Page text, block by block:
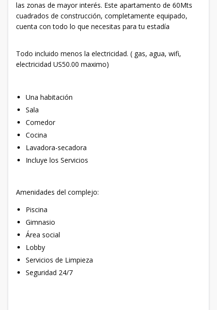
las zonas de mayor interés. Este apartamento de 60Mts
cuadrados de construcción, completamente equipado,
cuenta con todo lo que necesitas para tu estadía
Todo incluido menos la electricidad. ( gas, agua, wifi,
electricidad US50.00 maximo)
Una habitación
Sala
Comedor
Cocina
Lavadora-secadora
Incluye los Servicios
Amenidades del complejo:
Piscina
Gimnasio
Área social
Lobby
Servicios de Limpieza
Seguridad 24/7